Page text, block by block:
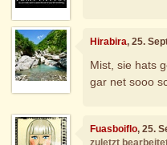
Hirabira, 25.
Mist, sie hats
gar net sooo
Fuasboiflo, 25.
zuletzt